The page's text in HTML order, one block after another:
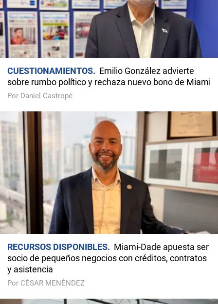
CUESTIONAMIENTOS
Emilio González advierte
sobre rumbo político y rechaza nuevo bono de Miami
Por Daniel Castropé
RECURSOS DISPONIBLES
Miami-Dade apuesta ser
socio de pequeños negocios con créditos, contratos
y asistencia
Por CÉSAR MENÉNDEZ